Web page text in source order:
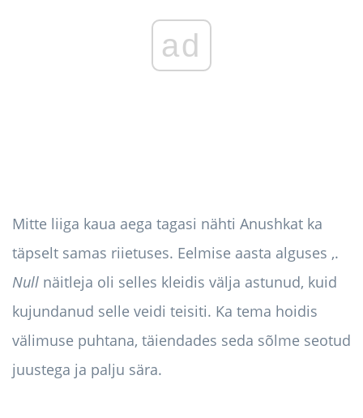
ad
Mitte liiga kaua aega tagasi nähti Anushkat ka
täpselt samas riietuses. Eelmise aasta alguses ,.
Null näitleja oli selles kleidis välja astunud, kuid
kujundanud selle veidi teisiti. Ka tema hoidis
välimuse puhtana, täiendades seda sõlme seotud
juustega ja palju sära.